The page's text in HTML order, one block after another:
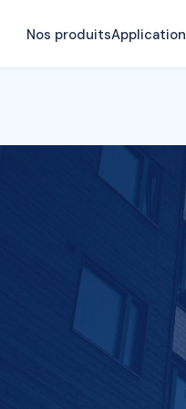
Nos produitsApplication